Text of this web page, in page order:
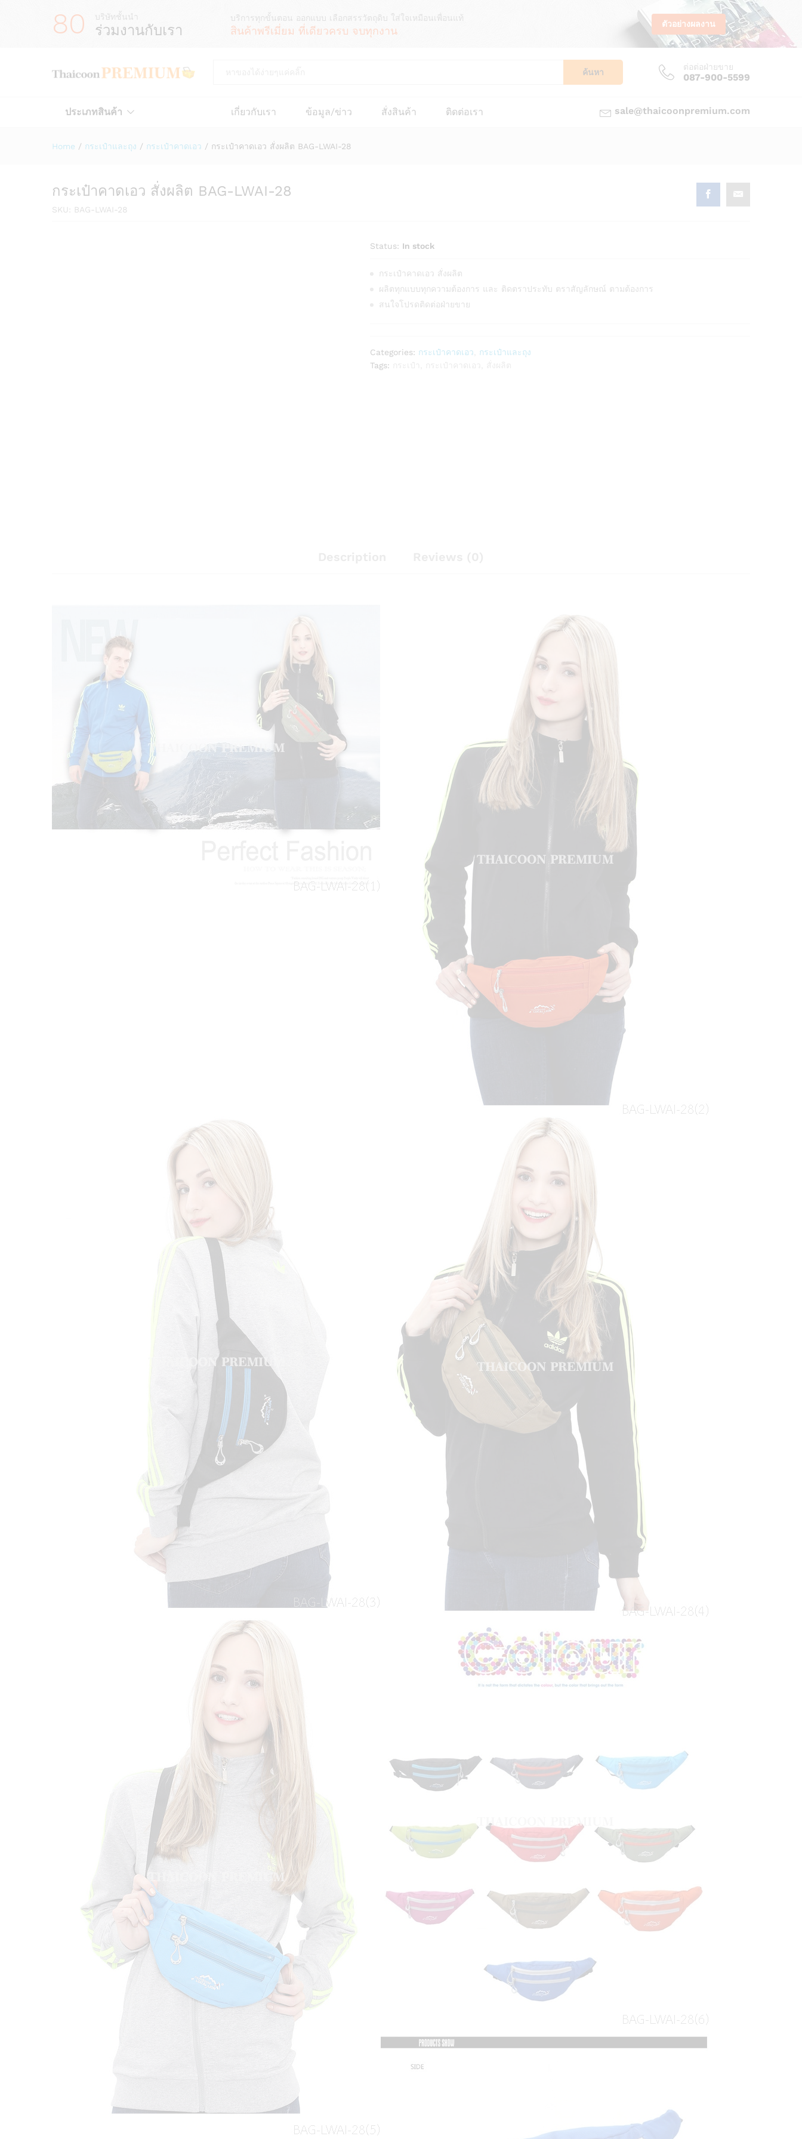
80 บริษัทชั้นนำ
ร่วมงานกับเรา
บริการทุกขั้นตอน ออกแบบ เลือกสรรวัตถุดิบ ใส่ใจเหมือนเพื่อนแท้
สินค้าพรีเมี่ยม ที่เดียวครบ จบทุกงาน
ตัวอย่างผลงาน
ค้นหา
ต่อต่อฝ่ายขาย
087-900-5599
ประเภทสินค้า เกี่ยวกับเรา ข้อมูล/ข่าว สั่งสินค้า ติดต่อเรา sale@thaicoonpremium.com
Home / กระเป๋าและถุง / กระเป๋าคาดเอว / กระเป๋าคาดเอว สั่งผลิต BAG-LWAI-28
กระเป๋าคาดเอว สั่งผลิต BAG-LWAI-28
SKU: BAG-LWAI-28
Status: In stock
กระเป๋าคาดเอว สั่งผลิต
ผลิตทุกแบบทุกความต้องการ และ ติดตราประทับ ตราสัญลักษณ์ ตามต้องการ
สนใจโปรดติดต่อฝ่ายขาย
Categories: กระเป๋าคาดเอว
กระเป๋าและถุง
Tags: